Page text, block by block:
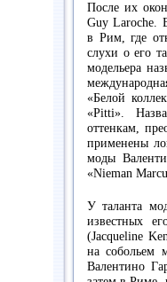
После их
Guy Laroche.
в Рим, где
слухи о его
модельера
«Белой
«Pitti».
оттенкам,
применены
моды
«Nieman
У таланта
известных
(Jacqueline
на собольем
Валентино